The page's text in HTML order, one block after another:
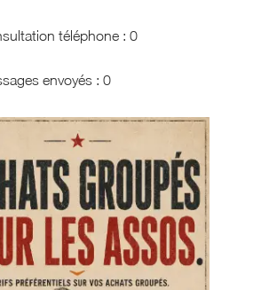
téléphone : 0
envoyés : 0